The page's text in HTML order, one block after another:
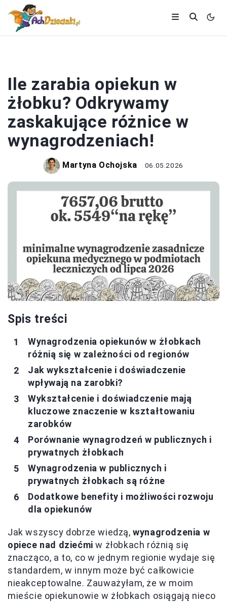
Ile zarabia opiekun w
żłobku? Odkrywamy
zaskakujące różnice w
wynagrodzeniach!
Martyna Ochojska 06.05.2026
Spis treści
Wynagrodzenia opiekunów w żłobkach
różnią się w zależności od regionów
Jak wykształcenie i doświadczenie
wpływają na zarobki?
Wykształcenie i doświadczenie mają
kluczowe znaczenie w kształtowaniu
zarobków
Porównanie wynagrodzeń w publicznych i
prywatnych żłobkach
Wynagrodzenia w publicznych i
prywatnych żłobkach są różne
Dodatkowe benefity i możliwości rozwoju
dla opiekunów
Jak wszyscy dobrze wiedzą,wynagrodzenia w
opiece nad dziećmi w żłobkach różnią się
znacząco, a to, co w jednym regionie wydaje się
standardem, w innym może być całkowicie
nieakceptowalne. Zauważyłam, że w moim
mieście opiekunowie w żłobkach osiągają nieco